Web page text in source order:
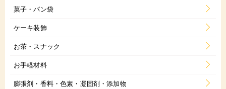
菓子・パン袋
ケーキ装飾
お茶・スナック
お手軽材料
膨張剤・香料・色素・凝固剤・添加物